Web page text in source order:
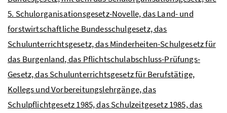
5. Schulorganisationsgesetz-Novelle, das Land- und
forstwirtschaftliche Bundesschulgesetz, das
Schulunterrichtsgesetz, das Minderheiten-Schulgesetz für
das Burgenland, das Pflichtschulabschluss-Prüfungs-
Gesetz, das Schulunterrichtsgesetz für Berufstätige,
Kollegs und Vorbereitungslehrgänge, das
Schulpflichtgesetz 1985, das Schulzeitgesetz 1985, das